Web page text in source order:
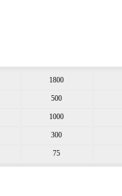
1800
500
1000
300
75